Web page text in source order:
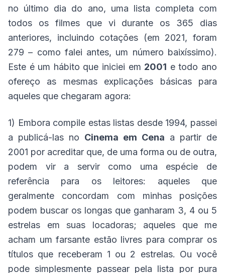
no último dia do ano, uma lista completa com
todos os filmes que vi durante os 365 dias
anteriores, incluindo cotações (em 2021, foram
279 – como falei antes, um número baixíssimo).
Este é um hábito que iniciei em 2001 e todo ano
ofereço as mesmas explicações básicas para
aqueles que chegaram agora:
1) Embora compile estas listas desde 1994, passei
a publicá-las no Cinema em Cena a partir de
2001 por acreditar que, de uma forma ou de outra,
podem vir a servir como uma espécie de
referência para os leitores: aqueles que
geralmente concordam com minhas posições
podem buscar os longas que ganharam 3, 4 ou 5
estrelas em suas locadoras; aqueles que me
acham um farsante estão livres para comprar os
títulos que receberam 1 ou 2 estrelas. Ou você
pode simplesmente passear pela lista por pura